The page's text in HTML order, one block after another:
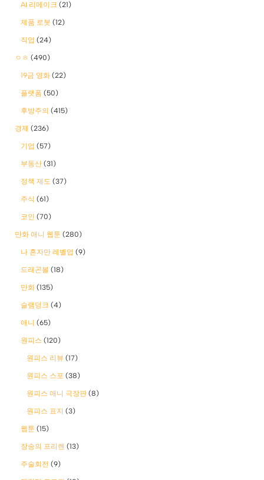
AI 리메이크 (21)
제품 로봇 (12)
직업 (24)
ㅇㅎ (490)
19금 영화 (22)
플랫폼 (50)
후방주의 (415)
경제 (236)
기업 (57)
부동산 (31)
정책 제도 (37)
주식 (61)
코인 (70)
만화 애니 웹툰 (280)
나 혼자만 레벨업 (9)
드래곤볼 (18)
만화 (135)
슬램덩크 (4)
애니 (65)
원피스 (120)
원피스 리뷰 (17)
원피스 스포 (38)
원피스 애니 극장판 (8)
원피스 표지 (3)
웹툰 (15)
장송의 프리렌 (13)
주술회전 (9)